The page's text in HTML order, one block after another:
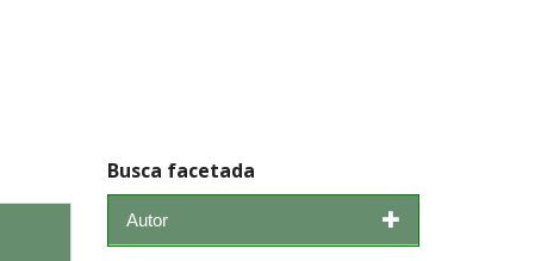
Busca facetada
Autor